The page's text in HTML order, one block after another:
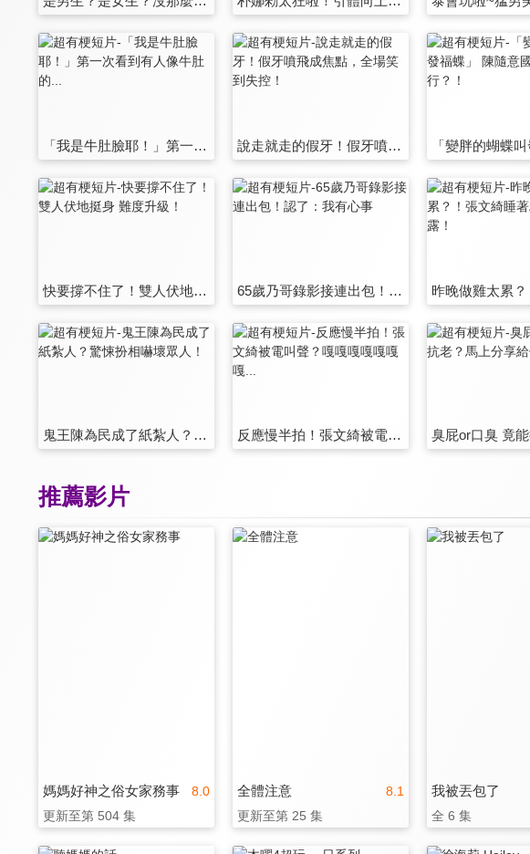
「我是牛肚臉耶！」第一次看到有人像牛肚的... 說走就走的假牙！假牙噴飛成焦點，全場笑到失控！
快要撐不住了！雙人伏地挺身 難度升級！ 65歲乃哥錄影接連出包！認了：我有心事
鬼王陳為民成了紙紮人？驚悚扮相嚇壞眾人！ 反應慢半拍！張文綺被電叫聲？嘎嘎嘎嘎嘎嘎嘎...
推薦影片
8.0
媽媽好神之俗女家務事
更新至第 504 集
8.1
全體注意
更新至第 25 集
我被丟包了
全 6 集